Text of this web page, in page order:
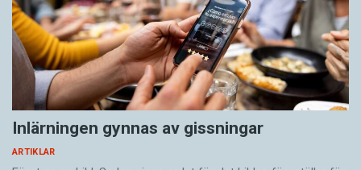
Inlärningen gynnas av gissningar
ARTIKLAR